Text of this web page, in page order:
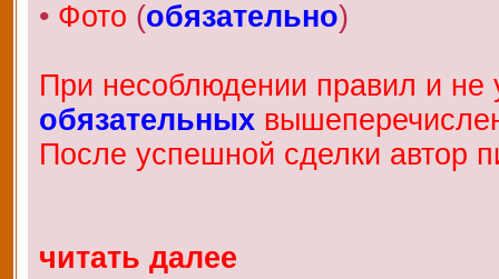
• Фото (обязательно)
При несоблюдении правил и не
обязательных
После успешной сделки автор
читать далее